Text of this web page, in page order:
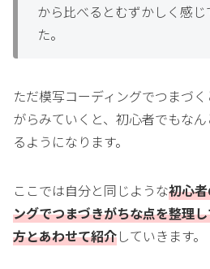
から比べるとむずかしく感
た。
ただ模写コーディングでつまづ
がらみていくと、初心者でもな
るようになります。
ここでは自分と同じような初心
ングでつまづきがちな点を整理
方とあわせて紹介していきます。